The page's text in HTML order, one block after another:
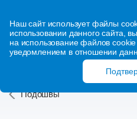
Наш сайт использует файлы
использовании данного сайта,
на использование файлов
уведомлением в отношении
Подошвы